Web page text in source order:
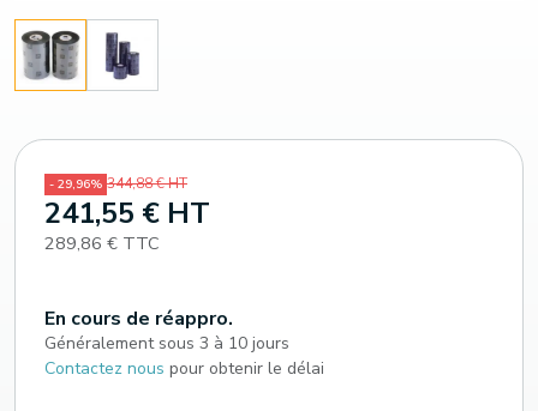
- 29,96% 344,88 € HT
241,55 € HT
289,86 € TTC
En cours de réappro.
Généralement sous 3 à 10 jours
Contactez nous pour obtenir le délai